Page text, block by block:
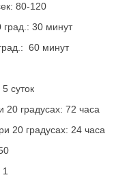
80-120
30 минут
60 минут
суток
20 градусах: 72 часа
20 градусах: 24 часа
1